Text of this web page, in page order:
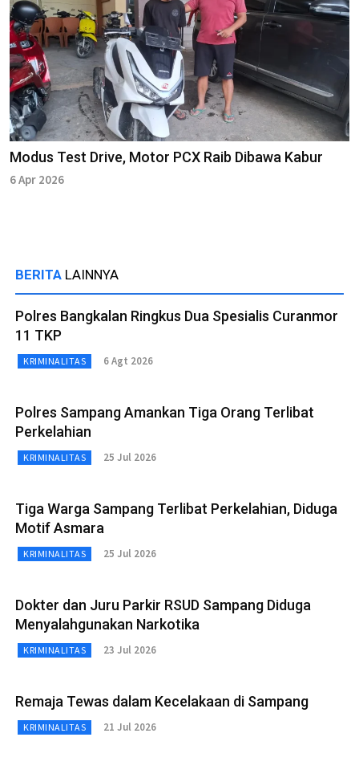
Modus Test Drive, Motor PCX Raib Dibawa Kabur
6 Apr 2026
BERITA LAINNYA
Polres Bangkalan Ringkus Dua Spesialis Curanmor
11 TKP
KRIMINALITAS 6 Agt 2026
Polres Sampang Amankan Tiga Orang Terlibat
Perkelahian
KRIMINALITAS 25 Jul 2026
Tiga Warga Sampang Terlibat Perkelahian, Diduga
Motif Asmara
KRIMINALITAS 25 Jul 2026
Dokter dan Juru Parkir RSUD Sampang Diduga
Menyalahgunakan Narkotika
KRIMINALITAS 23 Jul 2026
Remaja Tewas dalam Kecelakaan di Sampang
KRIMINALITAS 21 Jul 2026